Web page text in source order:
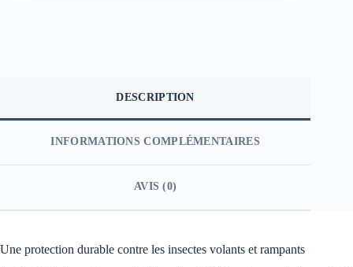
DESCRIPTION
INFORMATIONS COMPLÉMENTAIRES
AVIS (0)
Une protection durable contre les insectes volants et rampants